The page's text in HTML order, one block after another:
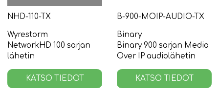
NHD-110-TX
Wyrestorm
NetworkHD 100 sarjan
lähetin
KATSO TIEDOT
B-900-MOIP-AUDIO-TX
Binary
Binary 900 sarjan Media
Over IP audiolähetin
KATSO TIEDOT